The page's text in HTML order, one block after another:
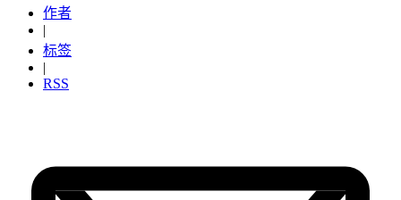
作者
|
标签
|
RSS